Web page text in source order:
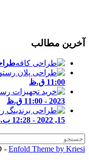
مطالب
11:00 ق.ظ
2023 - 11:00 ق.ظ
15, 2022 - 12:28 ب.ظ
-Enfold Theme by